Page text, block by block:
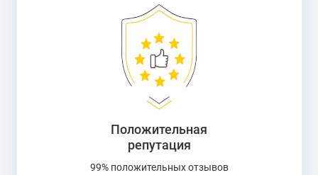
Положительная
репутация
99% положительных отзывов